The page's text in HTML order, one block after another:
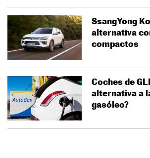
SsangYong
alternativa
compactos
Coches de
alternativa a
gasóleo?